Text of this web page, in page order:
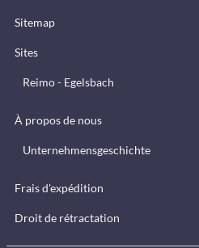
Sitemap
Sites
Reimo - Egelsbach
À propos de nous
Unternehmensgeschichte
Frais d'expédition
Droit de rétractation